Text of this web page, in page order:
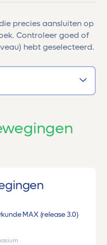
precies aansluiten op
Controleer goed of
hebt geselecteerd.
MAX (release 3.0)